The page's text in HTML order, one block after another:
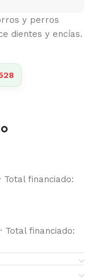
y perros
dientes y encías.
· Total financiado:
· Total financiado: